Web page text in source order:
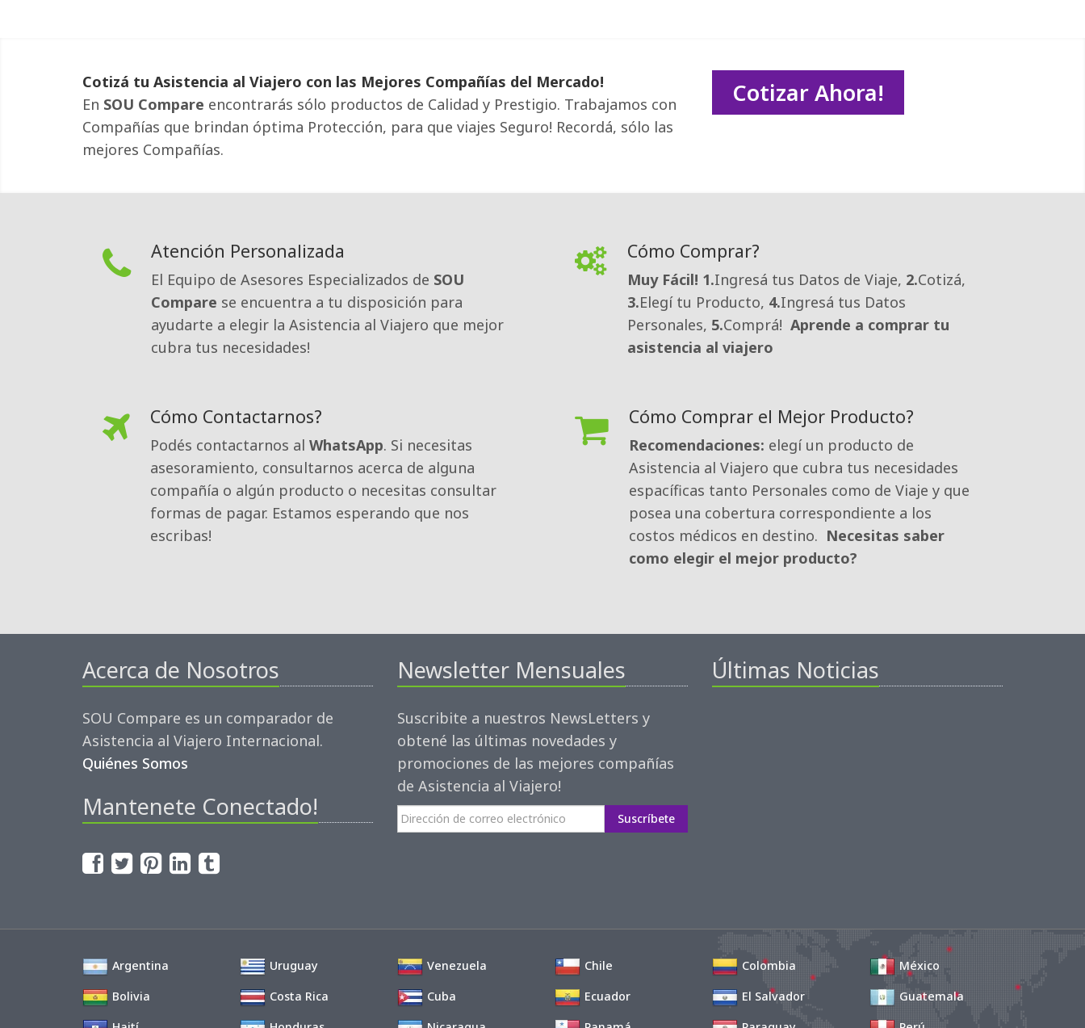
Cotizá tu Asistencia al Viajero con las Mejores Compañías del Mercado!
En SOU Compare encontrarás sólo productos de Calidad y Prestigio. Trabajamos con
Compañías que brindan óptima Protección, para que viajes Seguro! Recordá, sólo las
mejores Compañías.
Cotizar Ahora!
Atención Personalizada
El Equipo de Asesores Especializados de SOU
Compare se encuentra a tu disposición para
ayudarte a elegir la Asistencia al Viajero que mejor
cubra tus necesidades!
Cómo Comprar?
Muy Fácil! 1.Ingresá tus Datos de Viaje, 2.Cotizá,
3.Elegí tu Producto, 4.Ingresá tus Datos
Personales, 5.Comprá! Aprende a comprar tu
asistencia al viajero
Cómo Contactarnos?
Podés contactarnos al WhatsApp. Si necesitas
asesoramiento, consultarnos acerca de alguna
compañía o algún producto o necesitas consultar
formas de pagar. Estamos esperando que nos
escribas!
Cómo Comprar el Mejor Producto?
Recomendaciones: elegí un producto de
Asistencia al Viajero que cubra tus necesidades
espacíficas tanto Personales como de Viaje y que
posea una cobertura correspondiente a los
costos médicos en destino. Necesitas saber
como elegir el mejor producto?
Acerca de Nosotros
SOU Compare es un comparador de
Asistencia al Viajero Internacional.
Quiénes Somos
Mantenete Conectado!
Newsletter Mensuales
Suscribite a nuestros NewsLetters y
obtené las últimas novedades y
promociones de las mejores compañías
de Asistencia al Viajero!
Suscríbete
Últimas Noticias
Argentina Uruguay Venezuela Chile Colombia
México
Bolivia
Costa Rica Cuba Ecuador El Salvador
Guatemala